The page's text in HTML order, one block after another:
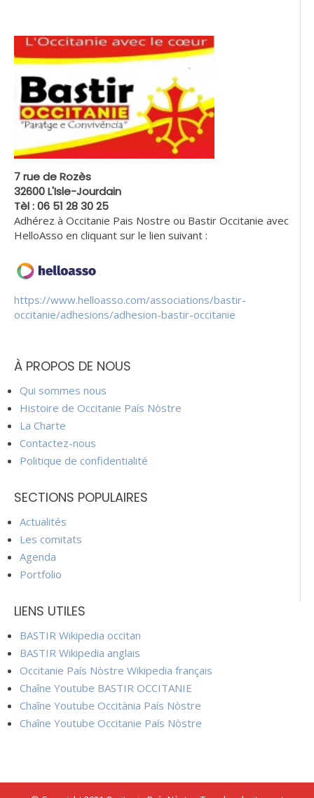
7 rue de Rozès
32600 L'Isle-Jourdain
Tèl : 06 51 28 30 25
Adhérez à Occitanie Pais Nostre ou Bastir Occitanie avec
HelloAsso en cliquant sur le lien suivant :
https://www.helloasso.com/associations/bastir-
occitanie/adhesions/adhesion-bastir-occitanie
À PROPOS DE NOUS
Qui sommes nous
Histoire de Occitanie País Nòstre
La Charte
Contactez-nous
Politique de confidentialité
SECTIONS POPULAIRES
Actualités
Les comitats
Agenda
Portfolio
LIENS UTILES
BASTIR Wikipedia occitan
BASTIR Wikipedia anglais
Occitanie País Nòstre Wikipedia français
Chaîne Youtube BASTIR OCCITANIE
Chaîne Youtube Occitània País Nòstre
Chaîne Youtube Occitanie País Nòstre